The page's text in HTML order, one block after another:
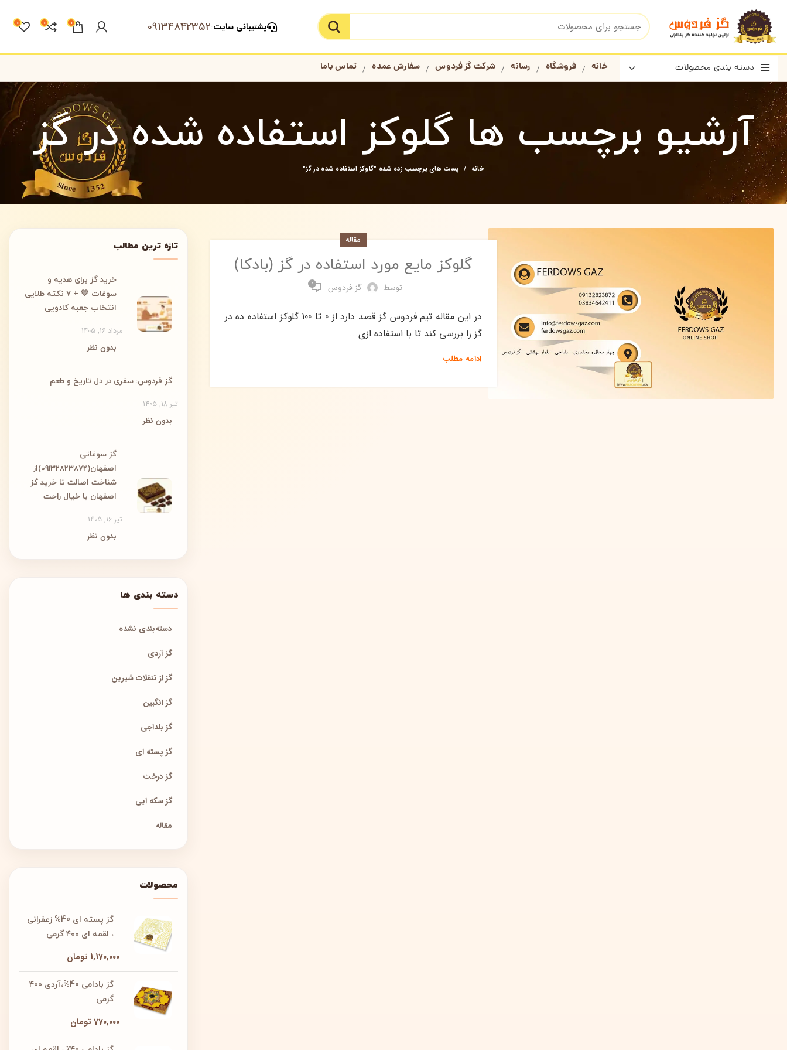
پشتیبانی سایت:
09134842352
0
0
0
دسته بندی محصولات خانه فروشگاه رسانه شرکت گز فردوس سفارش عمده تماس باما
آرشیو برچسب ها گلوکز استفاده شده در گز
خانه پست های برچسب زده شده "گلوکز استفاده شده در گز"
مقاله
گلوکز مایع مورد استفاده در گز (بادکا)
توسط گز فردوس 0
در این مقاله تیم فردوس گز قصد دارد از 0 تا 100 گلوکز استفاده ده در
گز را بررسی کند تا با استفاده ازی...
ادامه مطلب
تازه ترین مطالب
خرید گز برای هدیه و
سوغات 💛 + ۷ نکته طلایی
انتخاب جعبه کادویی
مرداد 16, 1405
بدون نظر
گز فردوس: سفری در دل تاریخ و طعم
تیر 18, 1405
بدون نظر
گز سوغاتی
اصفهان(09132823872)از
شناخت اصالت تا خرید گز
اصفهان با خیال راحت
تیر 16, 1405
بدون نظر
دسته بندی ها
دسته‌بندی نشده
گز آردی
گز از تنقلات شیرین
گز انگبین
گز بلداجی
گز پسته ای
گز درخت
گز سکه ایی
مقاله
محصولات
گز پسته ای 40% زعفرانی
، لقمه ای ۴۰۰ گرمی
1,170,000 تومان
گز بادامی 40%،آردی ۴۰۰
گرمی
770,000 تومان